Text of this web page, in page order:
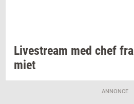
Li­ve­stream med chef fra
mi­et
ANNONCE